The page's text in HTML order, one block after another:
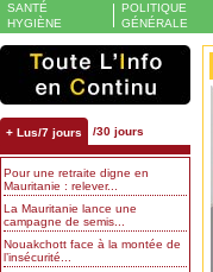
SANTÉ
HYGIÈNE
POLITIQUE
GÉNÉRALE
+ Lus/7 jours /30 jours
Pour une retraite digne en
Mauritanie : relever...
La Mauritanie lance une
campagne de semis...
Nouakchott face à la montée de
l’insécurité...